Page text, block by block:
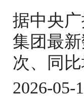
据中央
集团最
次、同
2026-05-